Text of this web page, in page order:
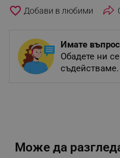
favorite_border
Имате
Обадете ни
съдействаме.
Може да